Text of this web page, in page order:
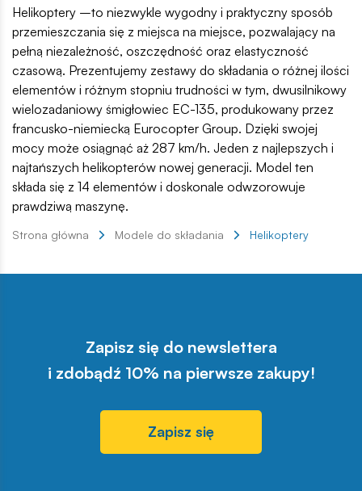
Helikoptery –to niezwykle wygodny i praktyczny sposób
przemieszczania się z miejsca na miejsce, pozwalający na
pełną niezależność, oszczędność oraz elastyczność
czasową. Prezentujemy zestawy do składania o różnej ilości
elementów i różnym stopniu trudności w tym, dwusilnikowy
wielozadaniowy śmigłowiec EC-135, produkowany przez
francusko-niemiecką Eurocopter Group. Dzięki swojej
mocy może osiągnąć aż 287 km/h. Jeden z najlepszych i
najtańszych helikopterów nowej generacji. Model ten
składa się z 14 elementów i doskonale odwzorowuje
prawdziwą maszynę.
Strona główna Modele do składania Helikoptery
Zapisz się do newslettera
i zdobądź 10% na pierwsze zakupy!
Zapisz się